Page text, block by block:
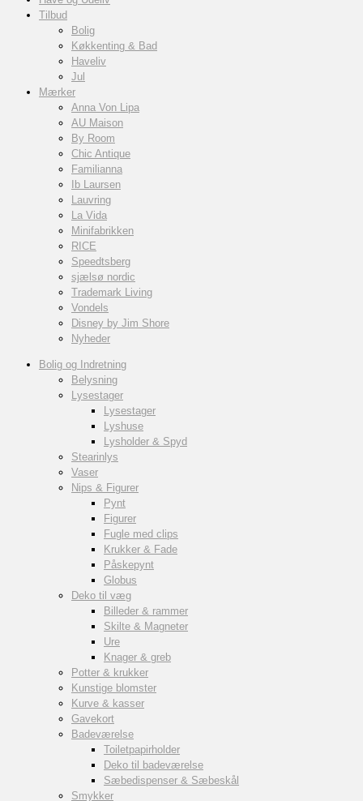
Tilbud
Bolig
Køkkenting & Bad
Haveliv
Jul
Mærker
Anna Von Lipa
AU Maison
By Room
Chic Antique
Familianna
Ib Laursen
Lauvring
La Vida
Minifabrikken
RICE
Speedtsberg
sjælsø nordic
Trademark Living
Vondels
Disney by Jim Shore
Nyheder
Bolig og Indretning
Belysning
Lysestager
Lysestager
Lyshuse
Lysholder & Spyd
Stearinlys
Vaser
Nips & Figurer
Pynt
Figurer
Fugle med clips
Krukker & Fade
Påskepynt
Globus
Deko til væg
Billeder & rammer
Skilte & Magneter
Ure
Knager & greb
Potter & krukker
Kunstige blomster
Kurve & kasser
Gavekort
Badeværelse
Toiletpapirholder
Deko til badeværelse
Sæbedispenser & Sæbeskål
Smykker